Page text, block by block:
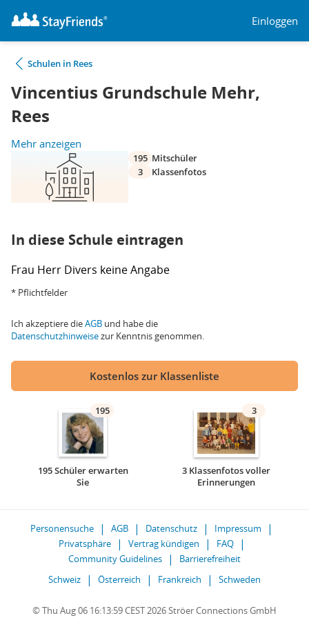
Einloggen
Schulen in Rees
Vincentius Grundschule Mehr,
Rees
Mehr anzeigen
195 Mitschüler
3
Klassenfotos
In diese Schule eintragen
Frau Herr Divers keine Angabe
* Pflichtfelder
Ich akzeptiere dieAGB und habe die
Datenschutzhinweisezur Kenntnis genommen.
Kostenlos zur Klassenliste
195
195 Schüler erwarten
Sie
3
3 Klassenfotos voller
Erinnerungen
Personensuche AGB Datenschutz
Impressum
Privatsphäre
Vertrag kündigen
FAQ
Community Guidelines
Barrierefreiheit
Schweiz
Österreich Frankreich Schweden
© Thu Aug 06 16:13:59 CEST 2026 Ströer Connections GmbH